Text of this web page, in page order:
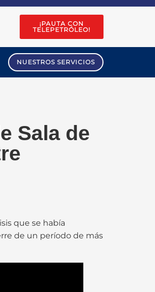
¡PAUTA CON
TELEPETRÓLEO!
NUESTROS SERVICIOS
Sala de
que se había
de un período de más